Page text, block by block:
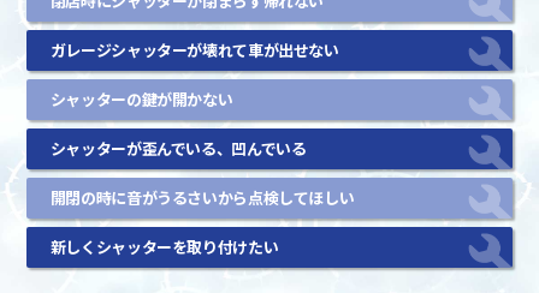
ガレージシャッターが壊れて車が出せない
シャッターの鍵が開かない
シャッターが歪んでいる、凹んでいる
開閉の時に音がうるさいから点検してほしい
新しくシャッターを取り付けたい